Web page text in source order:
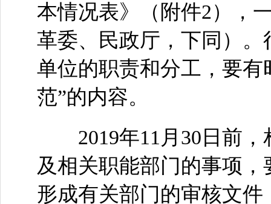
本情况表》（附件2），
革委、民政厅，下同）
单位的职责和分工，要
范”的内容。
2019年11月30日前，
及相关职能部门的事项
形成有关部门的审核文